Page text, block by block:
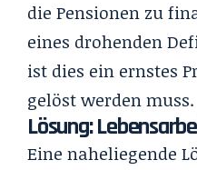
die Pensionen zu
eines drohenden
ist dies ein ernstes
gelöst werden muss.
Lösung:
Eine naheliegende